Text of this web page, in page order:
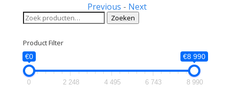
Previous - Next
Zoeken
naar:
Zoeken
Product Filter
€0 €8 990
0 2 248 4 495 6 743 8 990